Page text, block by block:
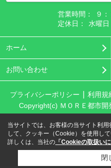
営業時間：
９
定休日：
水曜日
ホーム
お問い合わせ
プライバシーポリシー 利用規
Copyright(c) ＭＯＲＥ都市開
当サイトでは、お客様の当サイト利
して、クッキー（Cookie）を使用して
詳しくは、当社の 「Cookieの取扱い
閉